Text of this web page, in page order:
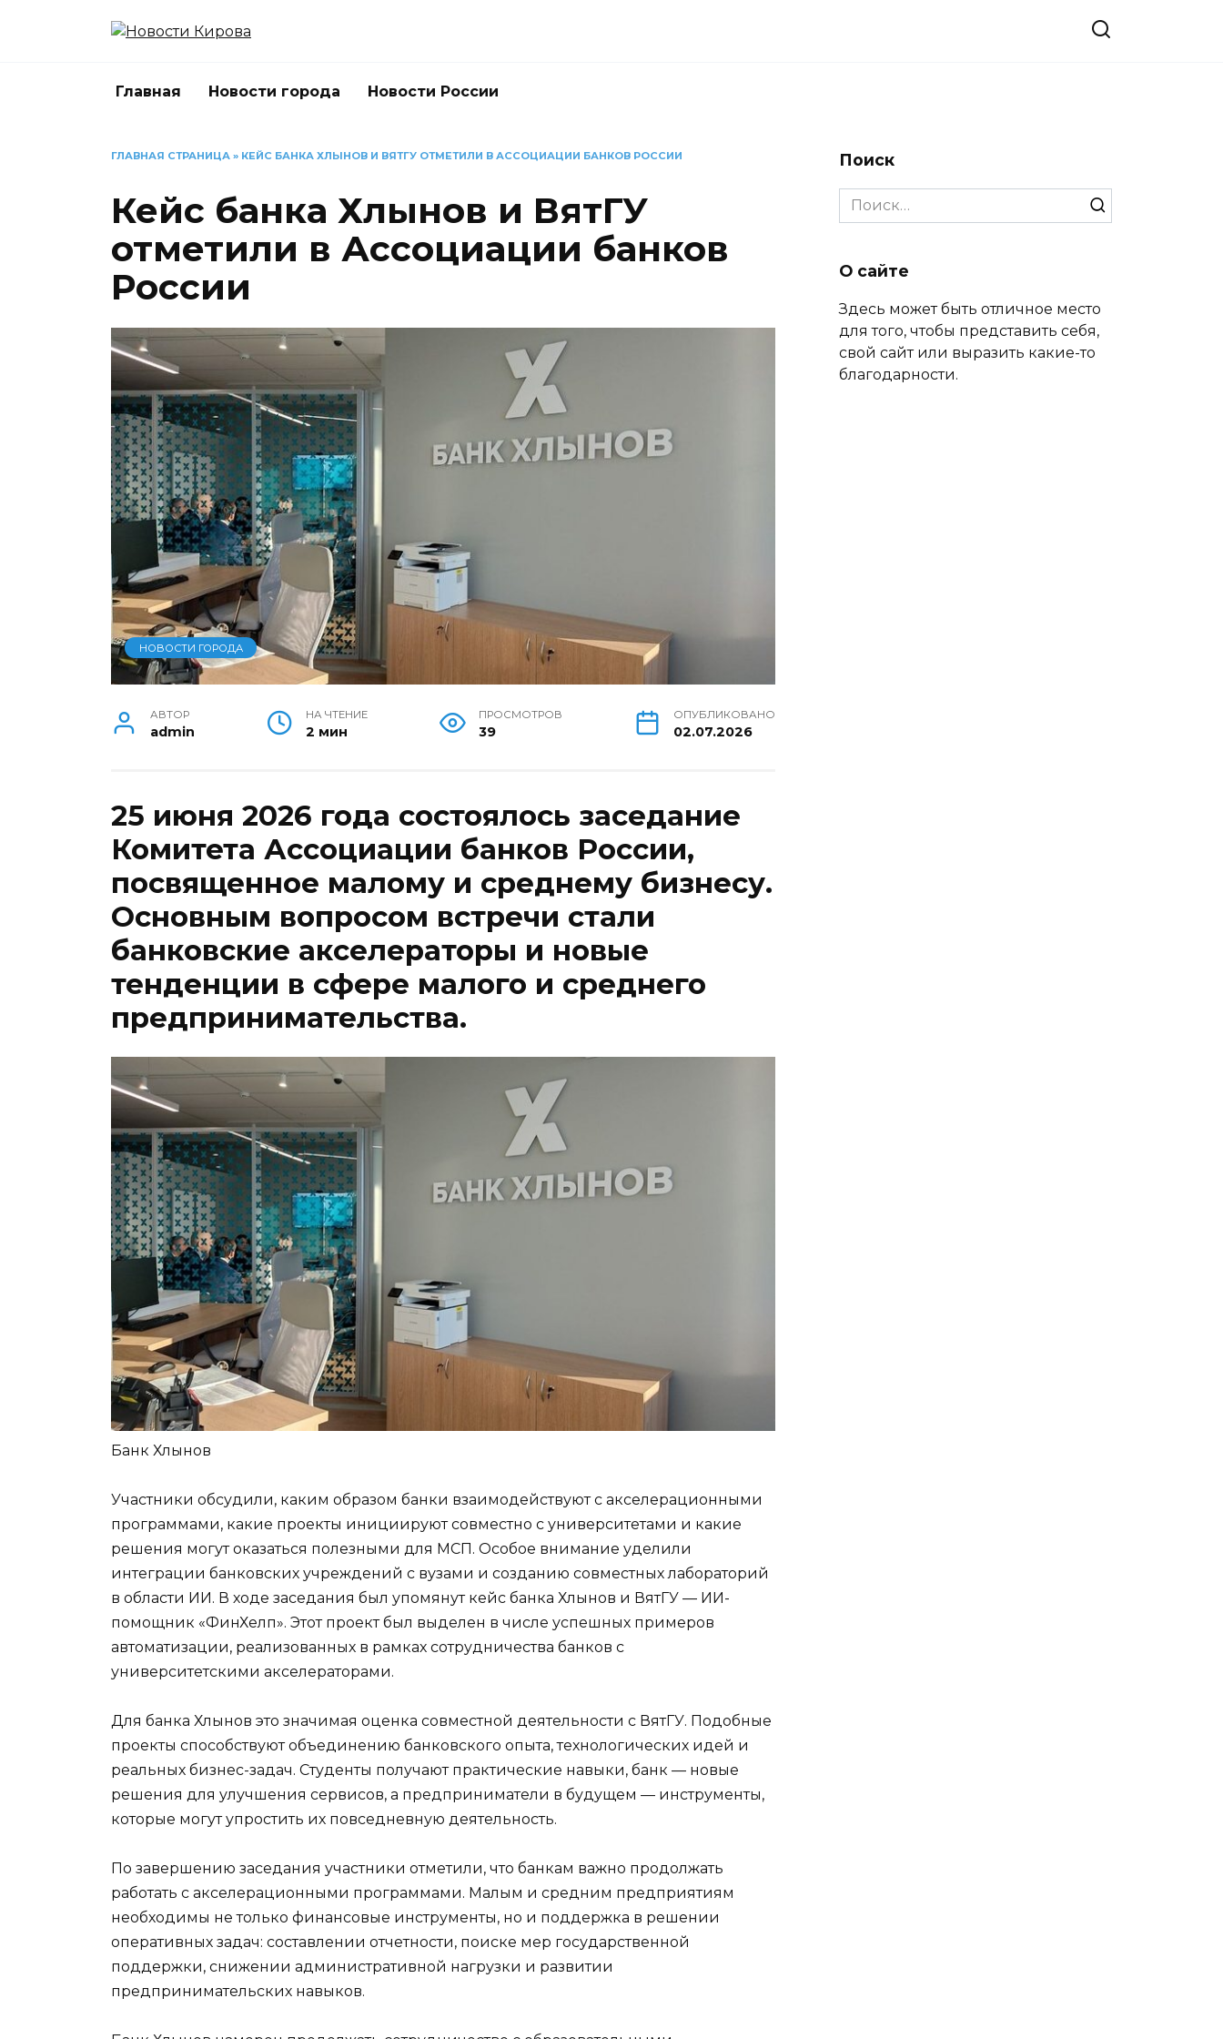
Главная Новости города Новости России
ГЛАВНАЯ СТРАНИЦА » КЕЙС БАНКА ХЛЫНОВ И ВЯТГУ ОТМЕТИЛИ В АССОЦИАЦИИ БАНКОВ РОССИИ
Кейс банка Хлынов и ВятГУ
отметили в Ассоциации банков
России
НОВОСТИ ГОРОДА
АВТОР
admin
НА ЧТЕНИЕ
2 мин
ПРОСМОТРОВ
39
ОПУБЛИКОВАНО
02.07.2026
25 июня 2026 года состоялось заседание
Комитета Ассоциации банков России,
посвященное малому и среднему бизнесу.
Основным вопросом встречи стали
банковские акселераторы и новые
тенденции в сфере малого и среднего
предпринимательства.
Банк Хлынов
Участники обсудили, каким образом банки взаимодействуют с акселерационными
программами, какие проекты инициируют совместно с университетами и какие
решения могут оказаться полезными для МСП. Особое внимание уделили
интеграции банковских учреждений с вузами и созданию совместных лабораторий
в области ИИ. В ходе заседания был упомянут кейс банка Хлынов и ВятГУ — ИИ-
помощник «ФинХелп». Этот проект был выделен в числе успешных примеров
автоматизации, реализованных в рамках сотрудничества банков с
университетскими акселераторами.
Для банка Хлынов это значимая оценка совместной деятельности с ВятГУ. Подобные
проекты способствуют объединению банковского опыта, технологических идей и
реальных бизнес-задач. Студенты получают практические навыки, банк — новые
решения для улучшения сервисов, а предприниматели в будущем — инструменты,
которые могут упростить их повседневную деятельность.
По завершению заседания участники отметили, что банкам важно продолжать
работать с акселерационными программами. Малым и средним предприятиям
необходимы не только финансовые инструменты, но и поддержка в решении
оперативных задач: составлении отчетности, поиске мер государственной
поддержки, снижении административной нагрузки и развитии
предпринимательских навыков.
Поиск
Search
for:
О сайте
Здесь может быть отличное место
для того, чтобы представить себя,
свой сайт или выразить какие-то
благодарности.